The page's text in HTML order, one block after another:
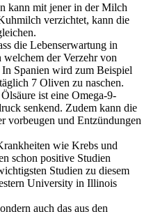
kann mit jener in der Milch
verzichtet, kann die
die Lebenserwartung in
der Verzehr von
Spanien wird zum Beispiel
7 Oliven zu naschen.
ist eine Omega-9-
senkend. Zudem kann die
vorbeugen und Entzündungen
wie Krebs und
schon positive Studien
Studien zu diesem
University in Illinois
auch das aus den